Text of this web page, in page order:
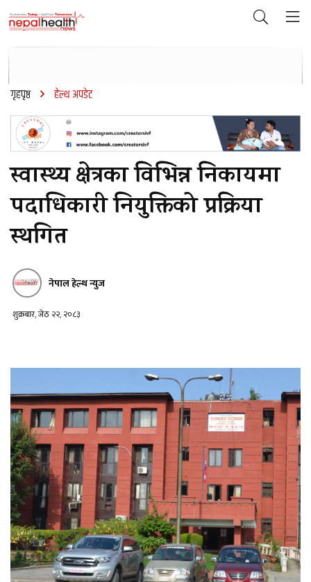
गृहपृष्ठ हेल्थ अपडेट
स्वास्थ्य क्षेत्रका विभिन्न निकायमा
पदाधिकारी नियुक्तिको प्रक्रिया
स्थगित
नेपाल हेल्थ न्युज
शुक्रबार, जेठ २२, २०८३